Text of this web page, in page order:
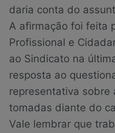
daria conta do
A afirmação foi feita
Profissional e
ao Sindicato na
resposta ao
representativa sobre
tomadas diante do
Vale lembrar que